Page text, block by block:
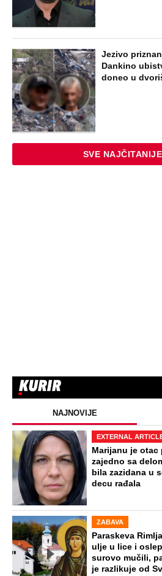
Jezivo
Dankino
doneo u
SVE
NAJNOVIJE
EXTERNAL
Marijanu je
zajedno sa
bila zazidana u
decu rađala
ZABAVA
Paraskeva
ulje u lice i
surovo mučili,
je razlikuje od